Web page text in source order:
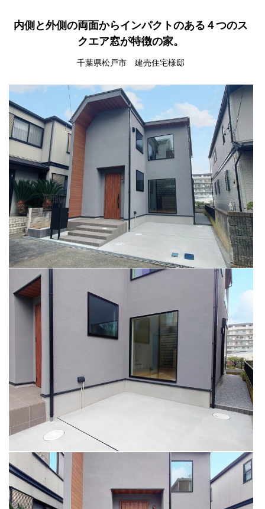
内側と外側の両面からインパクトのある４つのス
クエア窓が特徴の家。
千葉県松戸市 建売住宅様邸